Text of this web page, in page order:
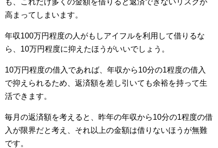
高まってしまいます。
年収100万円程度の人がもしアイフルを利用して借りるな
ら、10万円程度に抑えたほうがいいでしょう。
10万円程度の借入であれば、年収から10分の1程度の借入
で抑えられるため、返済額を差し引いても余裕を持って生
活できます。
毎月の返済額を考えると、昨年の年収から10分の1程度の借
入が限界だと考え、それ以上の金額は借りないほうが無難
です。